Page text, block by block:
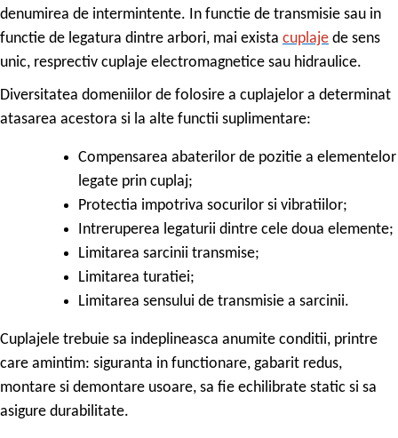
denumirea de intermintente. In functie de transmisie sau in
functie de legatura dintre arbori, mai exista cuplaje de sens
unic, resprectiv cuplaje electromagnetice sau hidraulice.
Diversitatea domeniilor de folosire a cuplajelor a determinat
atasarea acestora si la alte functii suplimentare:
Compensarea abaterilor de pozitie a elementelor
legate prin cuplaj;
Protectia impotriva socurilor si vibratiilor;
Intreruperea legaturii dintre cele doua elemente;
Limitarea sarcinii transmise;
Limitarea turatiei;
Limitarea sensului de transmisie a sarcinii.
Cuplajele trebuie sa indeplineasca anumite conditii, printre
care amintim: siguranta in functionare, gabarit redus,
montare si demontare usoare, sa fie echilibrate static si sa
asigure durabilitate.